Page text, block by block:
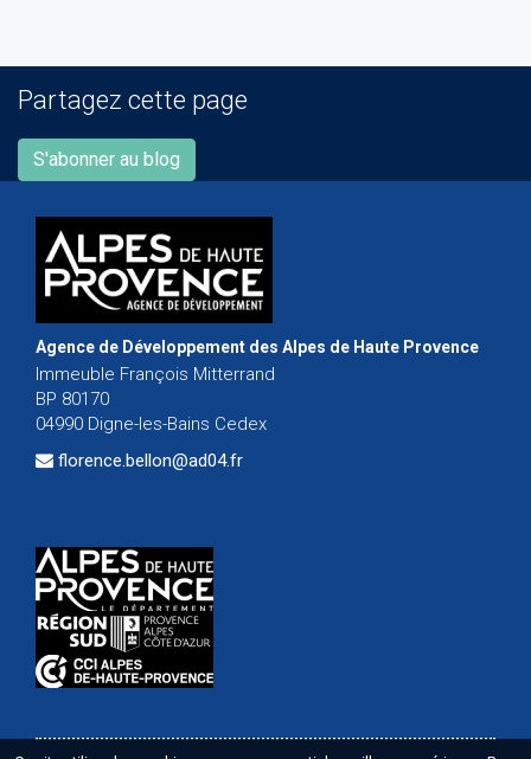
Partagez cette page
S'abonner au blog
Agence de Développement des Alpes de Haute Provence
Immeuble François Mitterrand
BP 80170
04990 Digne-les-Bains Cedex
florence.bellon@ad04.fr